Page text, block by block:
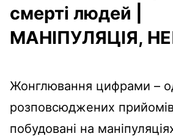
смерті людей |
МАНІПУЛЯЦІЯ,
Жонглювання цифрами –
розповсюджених
побудовані на